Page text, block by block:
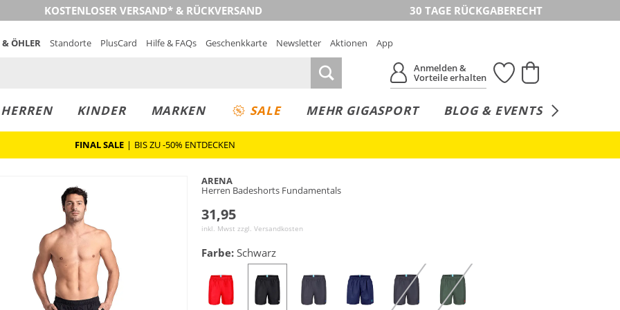
KOSTENLOSER VERSAND* & RÜCKVERSAND 30 TAGE RÜCKGABERECHT
ÖHLER Standorte PlusCard Hilfe & FAQs Geschenkkarte Newsletter Aktionen
App
Anmelden &
Vorteile erhalten
HERREN KINDER MARKEN SALE MEHR GIGASPORT BLOG & EVENTS
FINAL SALE | BIS ZU -50% ENTDECKEN
ARENA
Herren Badeshorts Fundamentals
31,95
inkl. Mwst zzgl. Versandkosten
Farbe: Schwarz